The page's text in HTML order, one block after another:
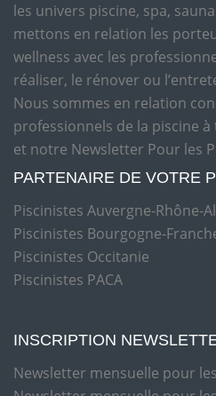
les univers piscine, spa,
mettons en relation les
wellness avec les
réaliser, le rénover ou
Nous sommes en relation
professionnels de la piscine
et notre Newsletter Pour les
PARTENAIRE DE VOTRE
Piscinistes Auvergne-Rhône-
Piscinistes Bourgogne-
Piscinistes Occitanie
Piscinistes PACA
INSCRIPTION
Newsletter mensuelle pour